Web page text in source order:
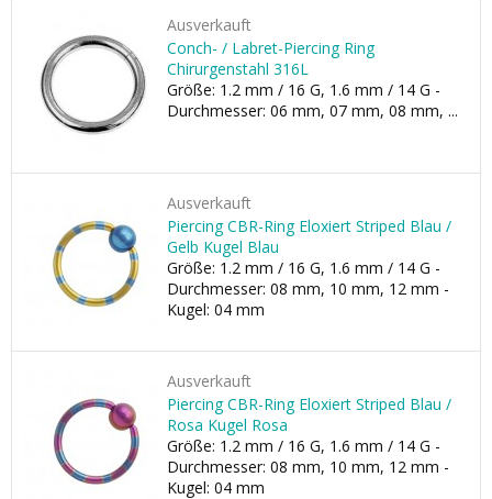
Ausverkauft
Conch- / Labret-Piercing Ring
Chirurgenstahl 316L
Größe: 1.2 mm / 16 G, 1.6 mm / 14 G -
Durchmesser: 06 mm, 07 mm, 08 mm, ...
Ausverkauft
Piercing CBR-Ring Eloxiert Striped Blau /
Gelb Kugel Blau
Größe: 1.2 mm / 16 G, 1.6 mm / 14 G -
Durchmesser: 08 mm, 10 mm, 12 mm -
Kugel: 04 mm
Ausverkauft
Piercing CBR-Ring Eloxiert Striped Blau /
Rosa Kugel Rosa
Größe: 1.2 mm / 16 G, 1.6 mm / 14 G -
Durchmesser: 08 mm, 10 mm, 12 mm -
Kugel: 04 mm